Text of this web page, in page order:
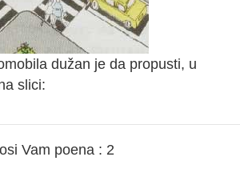
dužan je da propusti, u
slici:
Vam poena : 2